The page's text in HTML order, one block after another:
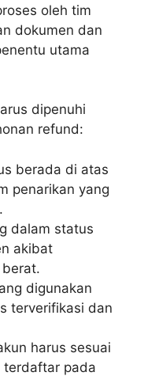
oleh tim
dokumen dan
utama
dipenuhi
refund:
berada di atas
penarikan yang
dalam status
akibat
digunakan
terverifikasi dan
harus sesuai
terdaftar pada